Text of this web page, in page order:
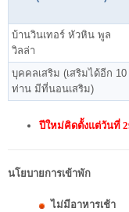
บ้านวินเทอร์ หัวหิน พูล
วิลล่า
บุคคลเสริม (เสริมได้อีก 10
ท่าน มีที่นอนเสริม)
ปีใหม่คิดตั้งแต่วันที่
นโยบายการเข้าพัก
ไม่มีอาหารเช้า